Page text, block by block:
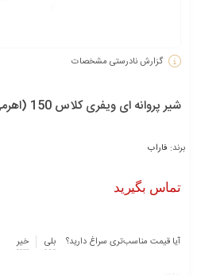
گزارش نادرستی مشخصات
شیر پروانه اى ویفرى کلاس 150 (اهرمى) چودنی فاراب سایز 5 اینچ
برند: فاراب
تماس بگیرید
آیا قیمت مناسب‌تری سراغ دارید؟ بلی خیر